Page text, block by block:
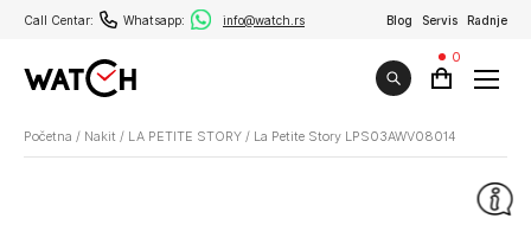
Call Centar: Whatsapp: info@watch.rs Blog Servis Radnje
0
Početna / Nakit / LA PETITE STORY / La Petite Story LPS03AWV08014